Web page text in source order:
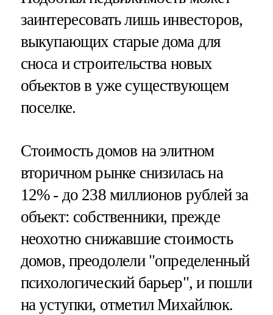
заинтересовать лишь инвесторов,
выкупающих старые дома для
сноса и строительства новых
объектов в уже существующем
поселке.
Стоимость домов на элитном
вторичном рынке снизилась на
12% - до 238 миллионов рублей за
объект: собственники, прежде
неохотно снижавшие стоимость
домов, преодолели "определенный
психологический барьер", и пошли
на уступки, отметил Михайлюк.